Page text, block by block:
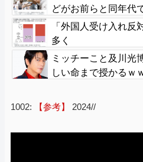
どがお前らと同年代
「外国人受け入れ
多く
ミッチーこと及川
しい命まで授かるｗ
1002: 【参考】 2024//